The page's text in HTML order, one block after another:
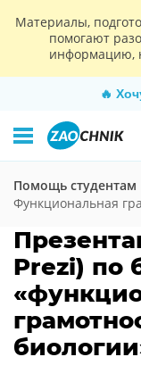
Материалы,
помогают
информацию,
🔥
Помощь студентам
Функциональная
Prezi) по